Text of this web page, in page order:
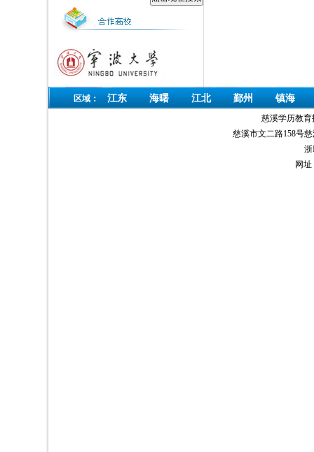
区域： 江东 海曙 江北 鄞州 镇海
慈溪学历教
慈溪市文二路158号慈
浙
网址